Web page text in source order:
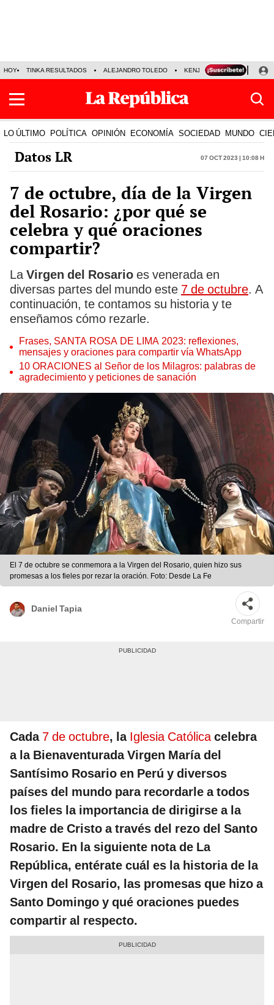
HOY TINKA RESULTADOS ALEJANDRO TOLEDO KENJI FUJIMORI
LO ÚLTIMO POLÍTICA OPINIÓN ECONOMÍA SOCIEDAD MUNDO
Datos LR 07 Oct 2023 | 10:08 h
7 de octubre, día de la Virgen
del Rosario: ¿por qué se
celebra y qué oraciones
compartir?
La Virgen del Rosario es venerada en
diversas partes del mundo este 7 de octubre. A
continuación, te contamos su historia y te
enseñamos cómo rezarle.
Frases, SANTA ROSA DE LIMA 2023: reflexiones,
mensajes y oraciones para compartir vía WhatsApp
10 ORACIONES al Señor de los Milagros: palabras de
agradecimiento y peticiones de sanación
El 7 de octubre se conmemora a la Virgen del Rosario, quien hizo sus
promesas a los fieles por rezar la oración. Foto: Desde La Fe
Daniel Tapia
Compartir
Cada 7 de octubre, la Iglesia Católica celebra
a la Bienaventurada Virgen María del
Santísimo Rosario en Perú y diversos
países del mundo para recordarle a todos
los fieles la importancia de dirigirse a la
madre de Cristo a través del rezo del Santo
Rosario. En la siguiente nota de La
República, entérate cuál es la historia de la
Virgen del Rosario, las promesas que hizo a
Santo Domingo y qué oraciones puedes
compartir al respecto.